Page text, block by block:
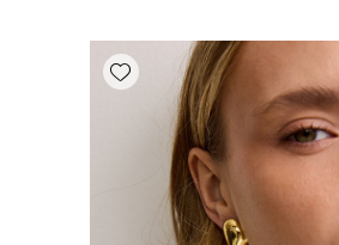
Add wishlist